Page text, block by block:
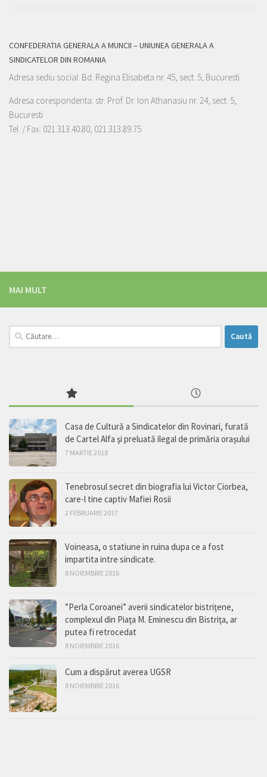
CONFEDERATIA GENERALA A MUNCII – UNIUNEA GENERALA A
SINDICATELOR DIN ROMANIA
Adresa sediu social: Bd. Regina Elisabeta nr. 45, sect. 5, Bucuresti
Adresa corespondenta: str. Prof. Dr. Ion Athanasiu nr. 24, sect. 5,
Bucuresti
Tel. / Fax: 021.313.40.80, 021.313.89.75
MAI MULT
Caută
după:
Casa de Cultură a Sindicatelor din Rovinari, furată
de Cartel Alfa şi preluată ilegal de primăria oraşului
7 MARTIE 2018
Tenebrosul secret din biografia lui Victor Ciorbea,
care-l tine captiv Mafiei Rosii
2 FEBRUARIE 2017
Voineasa, o statiune in ruina dupa ce a fost
impartita intre sindicate.
8 NOIEMBRIE 2016
”Perla Coroanei” averii sindicatelor bistriţene,
complexul din Piaţa M. Eminescu din Bistriţa, ar
putea fi retrocedat
8 NOIEMBRIE 2016
Cum a dispărut averea UGSR
8 NOIEMBRIE 2016